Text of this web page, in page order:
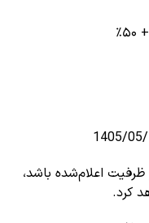
1405/
اعلام‌شده باشد،
کرد.